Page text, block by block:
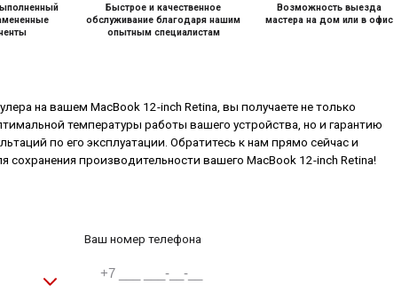
Быстрое и качественное
обслуживание благодаря нашим
опытным специалистам
Возможность выезда
мастера на дом или в офис
на вашем MacBook 12-inch Retina, вы получаете не только
температуры работы вашего устройства, но и гарантию
по его эксплуатации. Обратитесь к нам прямо сейчас и
сохранения производительности вашего MacBook 12-inch Retina!
Ваш номер телефона